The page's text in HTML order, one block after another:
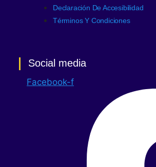
Declaración De Accesibilidad
Términos Y Condiciones
Social media
Facebook-f